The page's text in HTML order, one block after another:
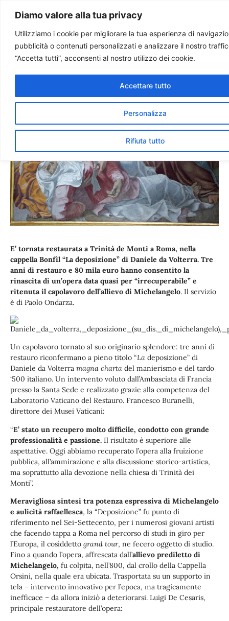
Diamo valore alla tua privacy
Utilizziamo i cookie per migliorare la tua esperienza di
pubblicità o contenuti personalizzati e analizzare il nostro
“Accetta tutti”, acconsenti al nostro utilizzo dei cookie.
Personalizza
Rifiuta tutto
Accettare tutto
Paolo Ondarza
La “Deposizione” di Daniele
da Volterra torna allo
splendore originario
E’ tornata restaurata a Trinità de Monti a Roma, nella
cappella Bonfìl “La deposizione” di Daniele da Volterra. Tre
anni di restauro e 80 mila euro hanno consentito la
rinascita di un’opera data quasi per “irrecuperabile” e
ritenuta il capolavoro dell’allievo di Michelangelo. Il servizio
è di Paolo Ondarza.
Un capolavoro tornato al suo originario splendore: tre anni di
restauro riconfermano a pieno titolo “La deposizione” di
Daniele da Volterra magna charta del manierismo e del tardo
‘500 italiano. Un intervento voluto dall’Ambasciata di Francia
presso la Santa Sede e realizzato grazie alla competenza del
Laboratorio Vaticano del Restauro. Francesco Buranelli,
direttore dei Musei Vaticani:
“E’ stato un recupero molto difficile, condotto con grande
professionalità e passione. Il risultato è superiore alle
aspettative. Oggi abbiamo recuperato l’opera alla fruizione
pubblica, all’ammirazione e alla discussione storico-artistica,
ma soprattutto alla devozione nella chiesa di Trinità dei
Monti”.
Meravigliosa sintesi tra potenza espressiva di Michelangelo
e aulicità raffaellesca, la “Deposizione” fu punto di
riferimento nel Sei-Settecento, per i numerosi giovani artisti
che facendo tappa a Roma nel percorso di studi in giro per
l’Europa, il cosiddetto grand tour, ne fecero oggetto di studio.
Fino a quando l’opera, affrescata dall’allievo prediletto di
Michelangelo, fu colpita, nell’800, dal crollo della Cappella
Orsini, nella quale era ubicata. Trasportata su un supporto in
tela – intervento innovativo per l’epoca, ma tragicamente
inefficace – da allora iniziò a deteriorarsi. Luigi De Cesaris,
principale restauratore dell’opera: